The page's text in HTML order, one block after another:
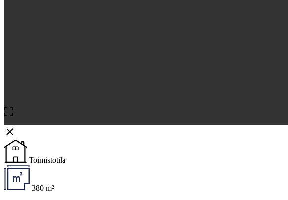
Toimistotila
380 m²